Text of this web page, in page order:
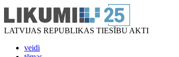
LATVIJAS REPUBLIKAS TIESĪBU AKTI
veidi